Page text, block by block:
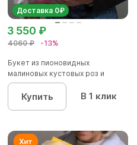
Доставка 0₽
4060 ₽ -13%
3 550 ₽
Букет из пионовидных
малиновых кустовых роз и
альстроме...
Купить В 1 клик